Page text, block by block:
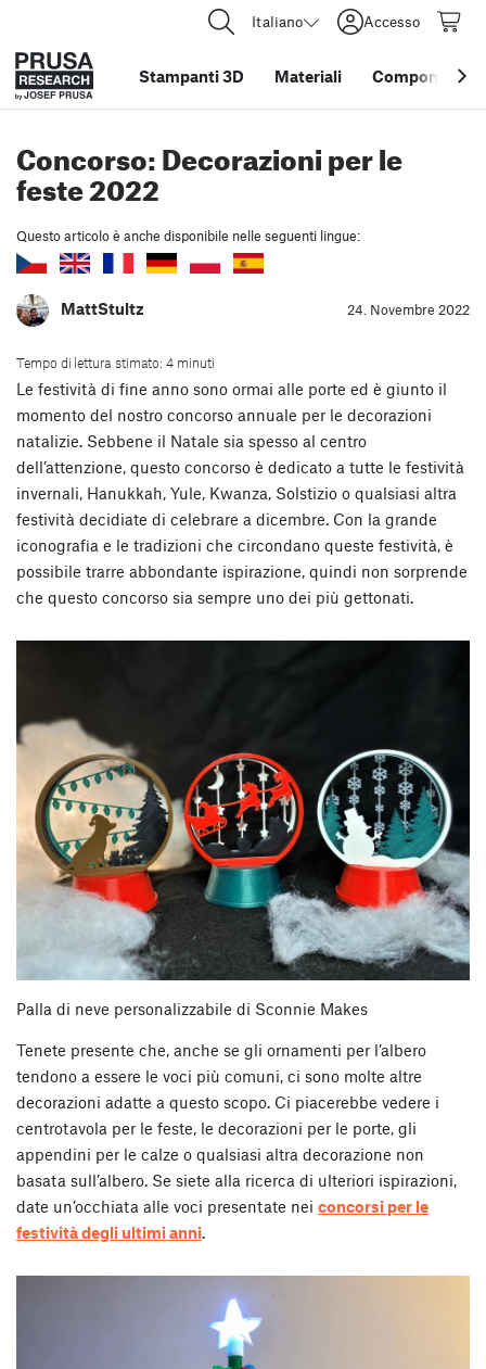
Italiano Accesso
Stampanti 3D Materiali Componenti e
Concorso: Decorazioni per le
feste 2022
Questo articolo è anche disponibile nelle seguenti lingue:
MattStultz 24. Novembre 2022
Tempo di lettura stimato: 4 minuti
Le festività di fine anno sono ormai alle porte ed è giunto il
momento del nostro concorso annuale per le decorazioni
natalizie. Sebbene il Natale sia spesso al centro
dell’attenzione, questo concorso è dedicato a tutte le festività
invernali, Hanukkah, Yule, Kwanza, Solstizio o qualsiasi altra
festività decidiate di celebrare a dicembre. Con la grande
iconografia e le tradizioni che circondano queste festività, è
possibile trarre abbondante ispirazione, quindi non sorprende
che questo concorso sia sempre uno dei più gettonati.
Palla di neve personalizzabile di Sconnie Makes
Tenete presente che, anche se gli ornamenti per l’albero
tendono a essere le voci più comuni, ci sono molte altre
decorazioni adatte a questo scopo. Ci piacerebbe vedere i
centrotavola per le feste, le decorazioni per le porte, gli
appendini per le calze o qualsiasi altra decorazione non
basata sull’albero. Se siete alla ricerca di ulteriori ispirazioni,
date un’occhiata alle voci presentate nei concorsi per le
festività degli ultimi anni.